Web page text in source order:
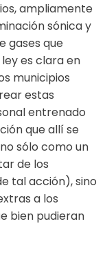
ampliamente
sónica y
gases que
es clara en
municipios
estas
entrenado
que allí se
sólo como un
de los
tal acción), sino
a los
bien pudieran